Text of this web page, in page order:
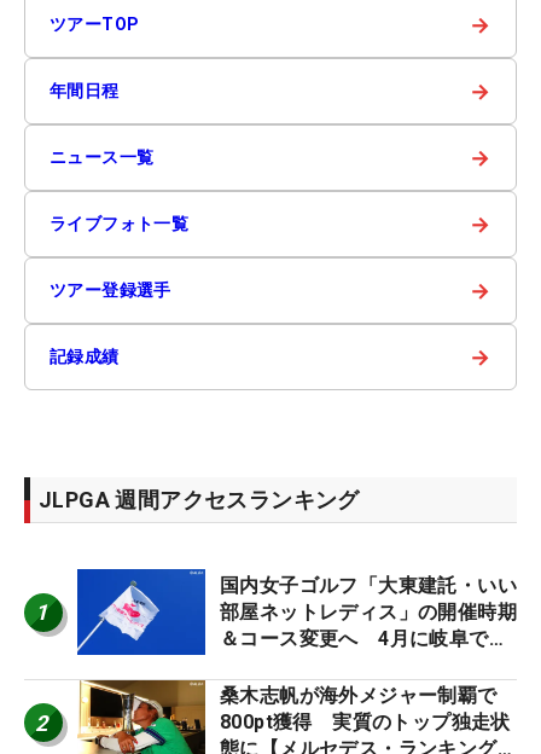
ツアーTOP →
年間日程 →
ニュース一覧 →
ライブフォト一覧 →
ツアー登録選手 →
記録成績 →
JLPGA 週間アクセスランキング
1
国内女子ゴルフ「大東建託・いい
部屋ネットレディス」の開催時期
＆コース変更へ 4月に岐阜で開
2
桑木志帆が海外メジャー制覇で
800pt獲得 実質のトップ独走状
態に【メルセデス・ランキング番